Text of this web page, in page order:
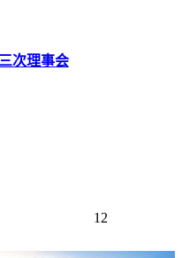
次理事会
12